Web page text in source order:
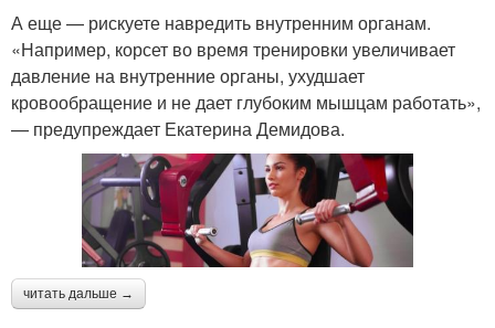
А еще — рискуете навредить внутренним органам.
«Например, корсет во время тренировки увеличивает
давление на внутренние органы, ухудшает
кровообращение и не дает глубоким мышцам работать»,
— предупреждает Екатерина Демидова.
читать дальше →